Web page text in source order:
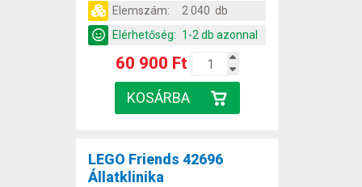
Elemszám:
2 040 db
Elérhetőség: 1-2 db azonnal
60 900 Ft
LEGO Friends 42696
Állatklinika